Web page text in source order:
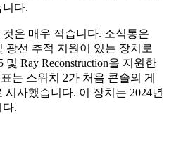
다.
은 매우 적습니다. 소식통은
선 추적 지원이 있는 장치로
Ray Reconstruction을 지원한
는 스위치 2가 처음 콘솔의 게
사했습니다. 이 장치는 2024년
.